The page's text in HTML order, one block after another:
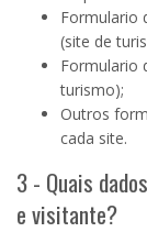
Formulario
(site de
Formulario
turismo);
Outros
cada site.
3 - Quais
e visitante?